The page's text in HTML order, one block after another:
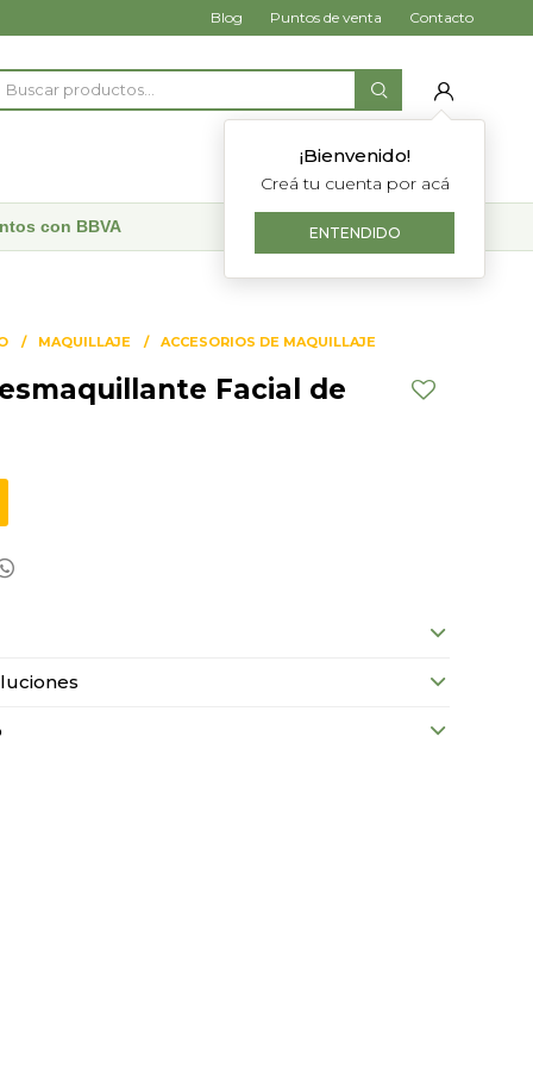
¡Bienvenido!
Creá tu cuenta por acá
ENTENDIDO
Blog Puntos de venta Contacto
con BBVA
MAQUILLAJE ACCESORIOS DE MAQUILLAJE
Facial de